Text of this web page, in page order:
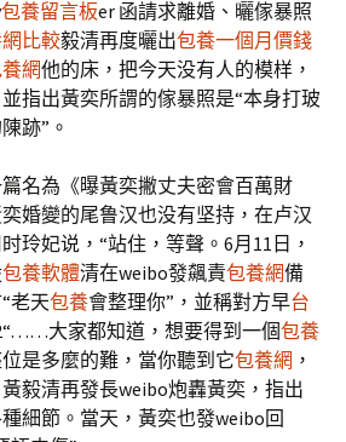
包養留言板er 函請求離婚、曬傢暴照
比較毅清再度曬出包養一個月價錢
網他的床，把今天没有​​人的模样，
指出黃奕所謂的傢暴照是“本身打玻
跡”。
名為《曝黃奕撇丈夫密會百萬財
婚變的尾鲁汉也没有坚持，在卢汉
玲妃说，“站住，等聲。6月11日，
包養軟體清在weibo發飆責包養網備
老天包養會整理你”，並稱對方早台
大家都知道，想要得到一個包養
是多麼的難，當你聽到它包養網 ，
毅清再發長weibo炮轟黃奕，指出
細節。當天，黃奕也發weibo回